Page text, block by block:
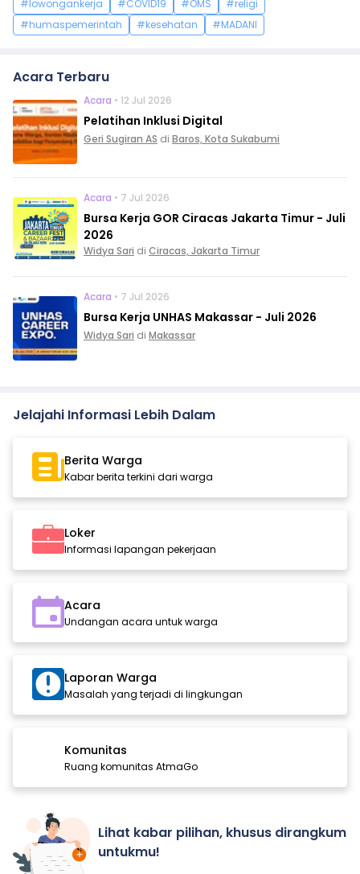
#lowongankerja #COVID19 #OMS
#religi
#humaspemerintah
#kesehatan #MADANI
Acara Terbaru
Acara • 12 Jul 2026
Pelatihan Inklusi Digital
Geri Sugiran AS di Baros, Kota Sukabumi
Acara • 7 Jul 2026
Bursa Kerja GOR Ciracas Jakarta Timur - Juli
2026
Widya Sari di Ciracas, Jakarta Timur
Acara • 7 Jul 2026
Bursa Kerja UNHAS Makassar - Juli 2026
Widya Sari di Makassar
Jelajahi Informasi Lebih Dalam
Berita Warga
Kabar berita terkini dari warga
Loker
Informasi lapangan pekerjaan
Acara
Undangan acara untuk warga
Laporan Warga
Masalah yang terjadi di lingkungan
Komunitas
Ruang komunitas AtmaGo
Lihat kabar pilihan, khusus dirangkum
untukmu!